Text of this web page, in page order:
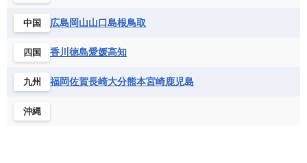
北マケドニア
バルバドス
パナマ
フランス領ギアナ
ベネズエラ
ベリーズ
ボリビア
メキシコ
ジンバブエ
セントヘレナ諸島
セーシェル
チュニジア
ナミビア
ニジェール
ブルキナファソ
マダガスカル
中国 広島岡山山口島根鳥取
四国 香川 徳島愛媛高知
九州 福岡佐賀長崎大分熊本宮崎鹿児島
沖縄